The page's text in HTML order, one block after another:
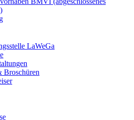
LaWeGa
Broschüren